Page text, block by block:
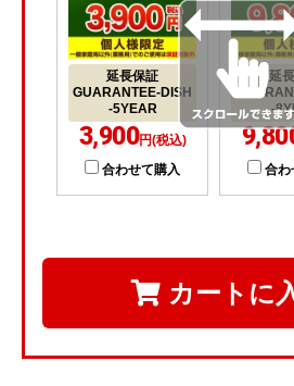
延長保証
GUARANTEE-DISH
-5YEAR
3,900円(税込)
合わせて購入
延
-
合わ
カートに